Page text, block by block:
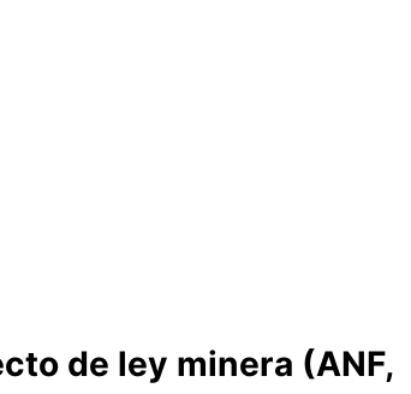
de ley minera (ANF,